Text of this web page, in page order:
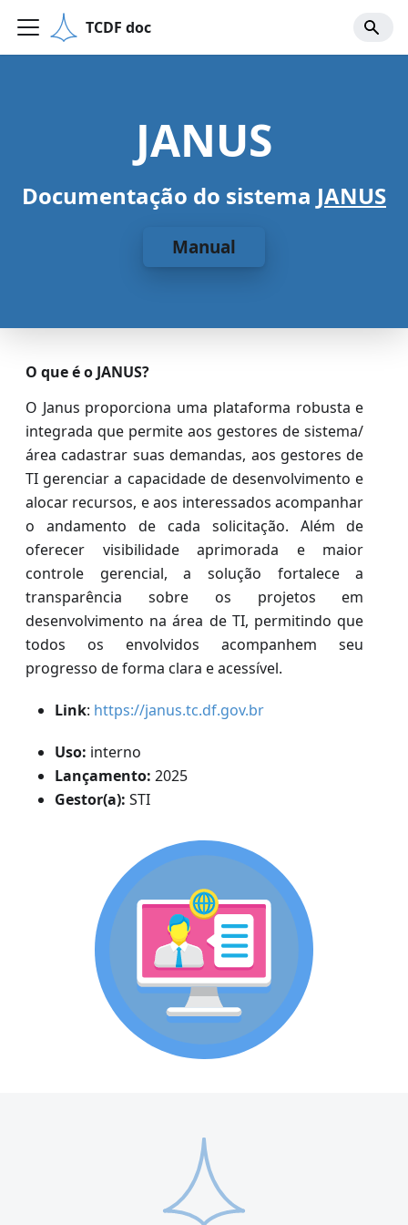
TCDF doc
JANUS
Documentação do sistema JANUS
Manual
O que é o JANUS?
O Janus proporciona uma plataforma robusta e
integrada que permite aos gestores de sistema/
área cadastrar suas demandas, aos gestores de
TI gerenciar a capacidade de desenvolvimento e
alocar recursos, e aos interessados acompanhar
o andamento de cada solicitação. Além de
oferecer visibilidade aprimorada e maior
controle gerencial, a solução fortalece a
transparência sobre os projetos em
desenvolvimento na área de TI, permitindo que
todos os envolvidos acompanhem seu
progresso de forma clara e acessível.
Link: https://janus.tc.df.gov.br
Uso: interno
Lançamento: 2025
Gestor(a): STI